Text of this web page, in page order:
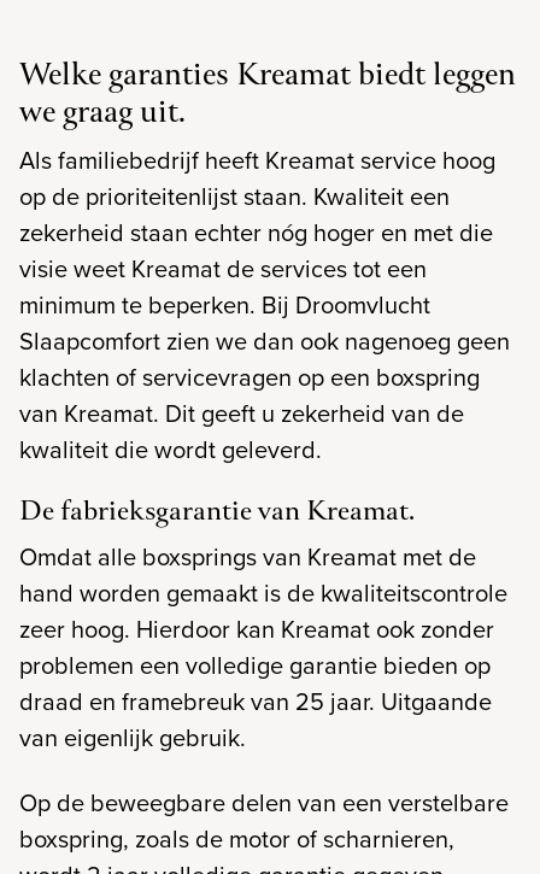
Welke garanties Kreamat biedt leggen
we graag uit.
Als familiebedrijf heeft Kreamat service hoog
op de prioriteitenlijst staan. Kwaliteit een
zekerheid staan echter nóg hoger en met die
visie weet Kreamat de services tot een
minimum te beperken. Bij Droomvlucht
Slaapcomfort zien we dan ook nagenoeg geen
klachten of servicevragen op een boxspring
van Kreamat. Dit geeft u zekerheid van de
kwaliteit die wordt geleverd.
De fabrieksgarantie van Kreamat.
Omdat alle boxsprings van Kreamat met de
hand worden gemaakt is de kwaliteitscontrole
zeer hoog. Hierdoor kan Kreamat ook zonder
problemen een volledige garantie bieden op
draad en framebreuk van 25 jaar. Uitgaande
van eigenlijk gebruik.
Op de beweegbare delen van een verstelbare
boxspring, zoals de motor of scharnieren,